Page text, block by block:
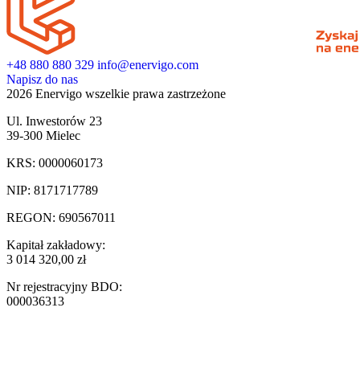
+48 880 880 329 info@enervigo.com
Napisz do nas
2026 Enervigo wszelkie prawa zastrzeżone
Ul. Inwestorów 23
39-300 Mielec
KRS: 0000060173
NIP: 8171717789
REGON: 690567011
Kapitał zakładowy:
3 014 320,00 zł
Nr rejestracyjny BDO:
000036313